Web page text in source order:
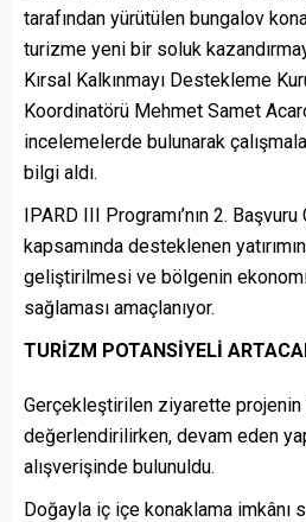
tarafından yürütülen bungalov
turizme yeni bir soluk
Kırsal Kalkınmayı Destekleme
Koordinatörü Mehmet Samet
incelemelerde bulunarak
bilgi aldı.
IPARD III Programı’nın 2. Başvuru
kapsamında desteklenen
geliştirilmesi ve bölgenin
sağlaması amaçlanıyor.
TURİZM POTANSİYELİ
Gerçekleştirilen ziyarette
değerlendirilirken, devam eden
alışverişinde bulunuldu.
Doğayla iç içe konaklama imkânı